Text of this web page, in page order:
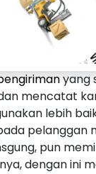
yang
mencatat
lebih
pelanggan
pun
dengan ini